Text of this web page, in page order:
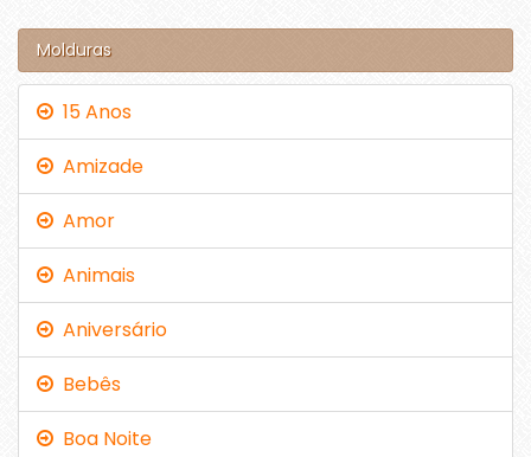
Molduras
15 Anos
Amizade
Amor
Animais
Aniversário
Bebês
Boa Noite